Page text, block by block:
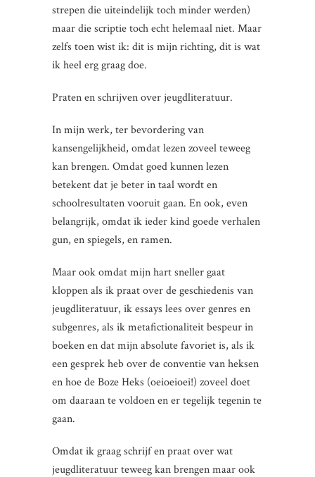
strepen die uiteindelijk toch minder werden)
maar die scriptie toch echt helemaal niet. Maar
zelfs toen wist ik: dit is mijn richting, dit is wat
ik heel erg graag doe.
Praten en schrijven over jeugdliteratuur.
In mijn werk, ter bevordering van
kansengelijkheid, omdat lezen zoveel teweeg
kan brengen. Omdat goed kunnen lezen
betekent dat je beter in taal wordt en
schoolresultaten vooruit gaan. En ook, even
belangrijk, omdat ik ieder kind goede verhalen
gun, en spiegels, en ramen.
Maar ook omdat mijn hart sneller gaat
kloppen als ik praat over de geschiedenis van
jeugdliteratuur, ik essays lees over genres en
subgenres, als ik metafictionaliteit bespeur in
boeken en dat mijn absolute favoriet is, als ik
een gesprek heb over de conventie van heksen
en hoe de Boze Heks (oeioeioei!) zoveel doet
om daaraan te voldoen en er tegelijk tegenin te
gaan.
Omdat ik graag schrijf en praat over wat
jeugdliteratuur teweeg kan brengen maar ook